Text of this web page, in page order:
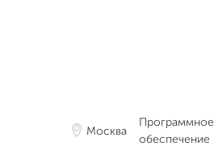
Москва
Программное
обеспечение